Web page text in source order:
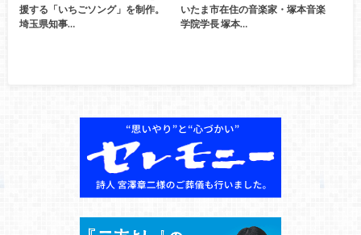
援する「いちごソング」を制作。
埼玉県知事…
いたま市在住の音楽家・塚本音楽
学院学長 塚本…